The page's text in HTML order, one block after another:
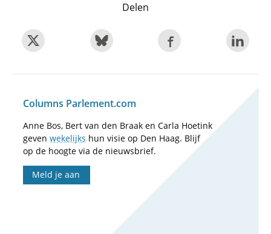
Delen
Columns Parlement.com
Anne Bos, Bert van den Braak en Carla Hoetink
geven wekelijks hun visie op Den Haag. Blijf
op de hoogte via de nieuwsbrief.
Meld je aan